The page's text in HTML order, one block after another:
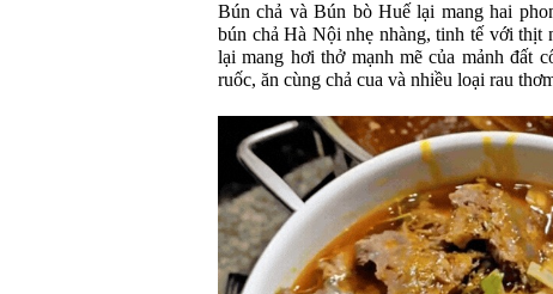
Bún chả vàBún bò Huế lại mang hai
bún chả Hà Nội nhẹ nhàng, tinh tế với thịt
lại mang hơi thở mạnh mẽ của mảnh đất
ruốc, ăn cùng chả cua và nhiều loại rau